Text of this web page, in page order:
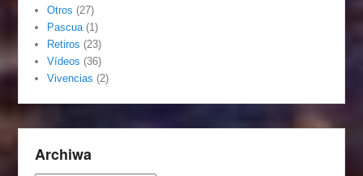
Otros (27)
Pascua (1)
Retiros (23)
Vídeos (36)
Vivencias (2)
Archiwa